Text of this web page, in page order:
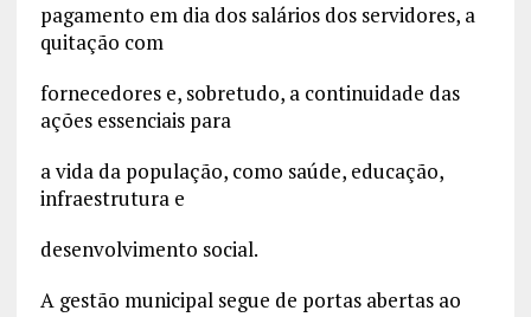
pagamento em dia dos salários dos servidores, a
quitação com
fornecedores e, sobretudo, a continuidade das
ações essenciais para
a vida da população, como saúde, educação,
infraestrutura e
desenvolvimento social.
A gestão municipal segue de portas abertas ao